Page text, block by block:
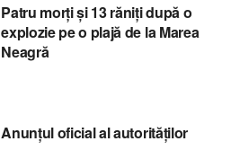
Patru morți și 13 răniți după o
explozie pe o plajă de la Marea
Neagră
Anunțul oficial al autorităților